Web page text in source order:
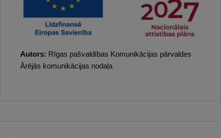
Autors: Rīgas pašvaldības Komunikācijas pārvaldes
Ārējās komunikācijas nodaļa